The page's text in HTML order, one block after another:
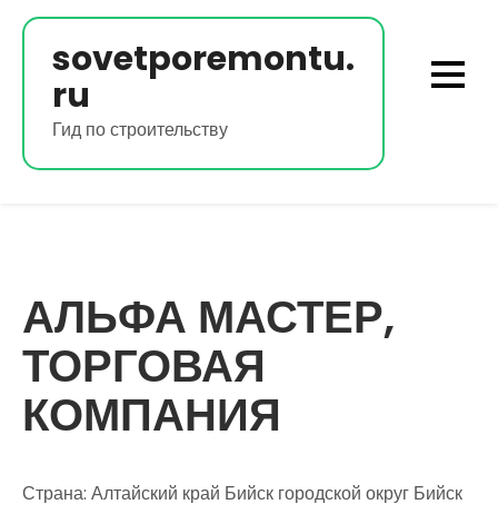
Перейти
содержимомуsovetporemontu.
ru
Гид по строительству
АЛЬФА МАСТЕР,
ТОРГОВАЯ
КОМПАНИЯ
Страна: Алтайский край Бийск городской округ Бийск